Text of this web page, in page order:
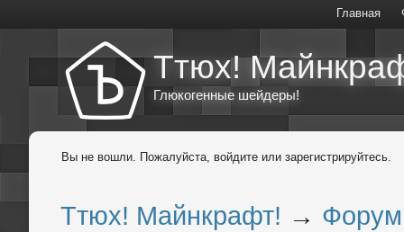
Главная
Ттюх!
Глюкогенные шейдеры!
Вы не вошли. Пожалуйста, войдите или зарегистрируйтесь.
Ттюх! Майнкрафт! → Форум